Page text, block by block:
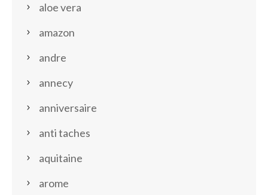
aloe vera
amazon
andre
annecy
anniversaire
anti taches
aquitaine
arome